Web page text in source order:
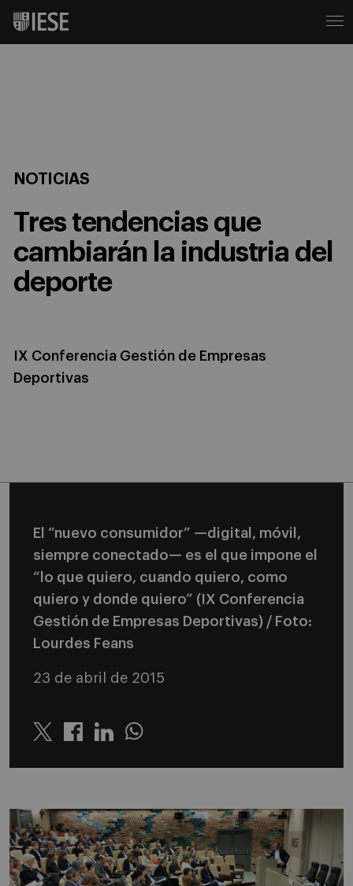
NOTICIAS
Tres tendencias que
cambiarán la industria del
deporte
IX Conferencia Gestión de Empresas
Deportivas
El “nuevo consumidor” —digital, móvil,
siempre conectado— es el que impone el
“lo que quiero, cuando quiero, como
quiero y donde quiero” (IX Conferencia
Gestión de Empresas Deportivas) / Foto:
Lourdes Feans
23 de abril de 2015
Twitter LinkedinWhatsapp